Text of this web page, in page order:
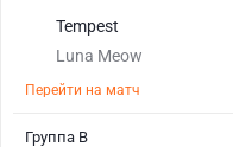
Tempest
Luna Meow
Перейти на матч
Группа B